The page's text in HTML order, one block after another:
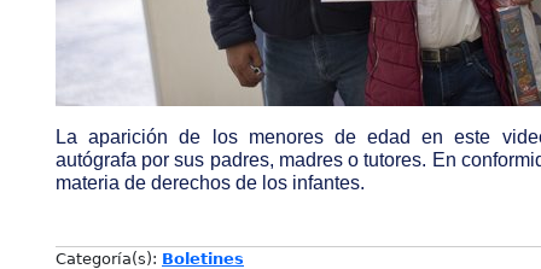
La aparición de los menores de edad en este
autógrafa por sus padres, madres o tutores. En
materia de derechos de los infantes.
Categoría(s): Boletines